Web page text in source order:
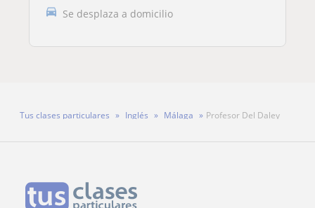
Se desplaza a domicilio
Tus clases particulares Inglés Málaga Profesor Del Daley